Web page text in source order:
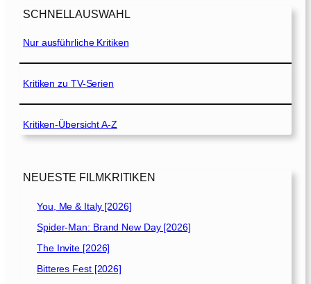
r
p
–
D
s
h
i
m
i
s
SCHNELLAUSWAHL
Nur ausführliche Kritiken
Kritiken zu TV-Serien
Kritiken-Übersicht A-Z
NEUESTE FILMKRITIKEN
You, Me & Italy [2026]
Spider-Man: Brand New Day [2026]
The Invite [2026]
Bitteres Fest [2026]